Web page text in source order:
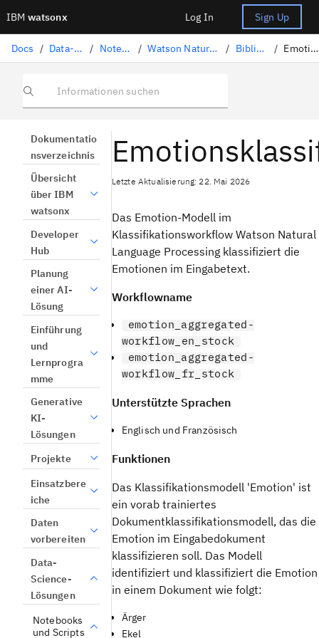
IBM watsonx Log In Sign Up
Docs / Data-Science-Lösungen / Notebooks und Scripts / Watson Natural Language Processing (Verarbeitung natürlicher Sprache) / Bibliothekstaskkatalog / Emotionsklassifizierung
Informationen suchen
Dokumentatio
nsverzeichnis
Übersicht
über IBM
watsonx
Developer
Hub
Planung
einer AI-
Lösung
Einführung
und
Lernprogra
mme
Generative
KI-
Lösungen
Projekte
Einsatzbere
iche
Daten
vorbereiten
Data-
Science-
Lösungen
Notebooks
und Scripts
Letzte Aktualisierung: 22. Mai 2026
Das Emotion-Modell im
Klassifikationsworkflow Watson Natural
Language Processing klassifiziert die
Emotionen im Eingabetext.
Workflowname
emotion_aggregated-
workflow_en_stock
emotion_aggregated-
workflow_fr_stock
Unterstützte Sprachen
Englisch und Französisch
Funktionen
Das Klassifikationsmodell 'Emotion' ist
ein vorab trainiertes
Dokumentklassifikationsmodell, das die
Emotion im Eingabedokument
klassifizieren soll. Das Modell
identifiziert und klassifiziert die Emotion
in einem Dokument wie folgt:
Ärger
Ekel